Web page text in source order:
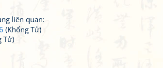
liên quan:
(Khổng Tử)
Tử)